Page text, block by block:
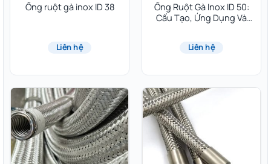
Ống ruột gà inox ID 38
Liên hệ
Ống Ruột Gà Inox ID 50:
Cấu Tạo, Ứng Dụng Và
Liên hệ